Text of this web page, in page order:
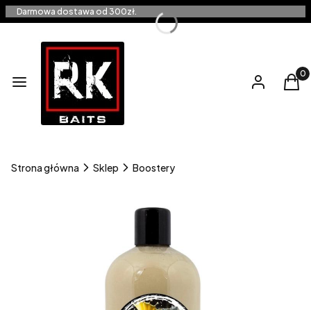
Darmowa dostawa od 300zł.
Menu Zaloguj się
Strona główna Sklep Boostery